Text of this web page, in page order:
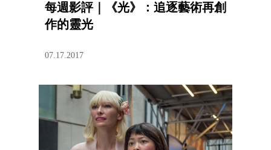
每週影評｜《光》：追逐藝術再創
作的靈光
07.17.2017